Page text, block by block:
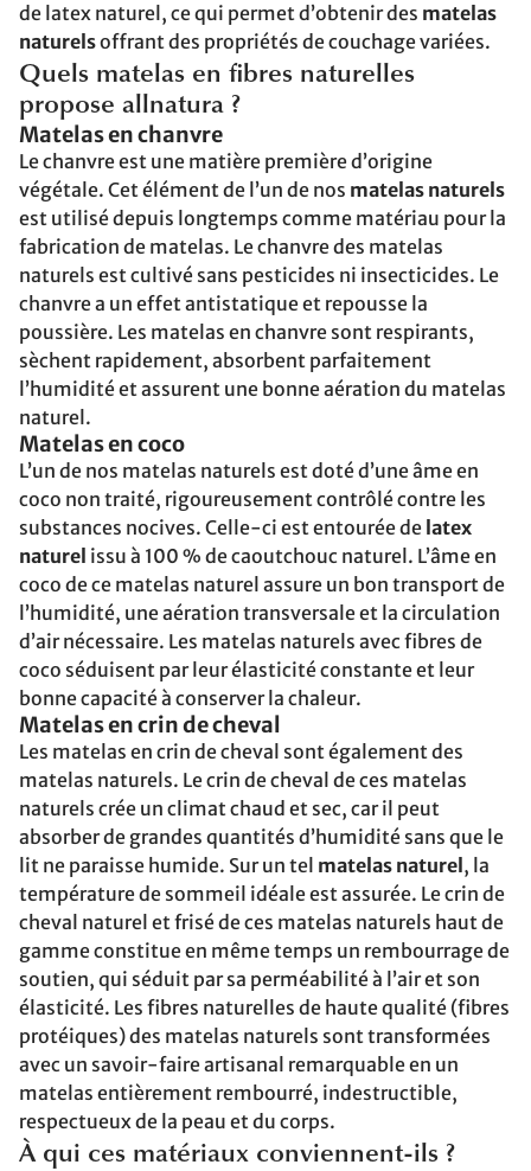
de latex naturel, ce qui permet d’obtenir des matelas
naturelsoffrant des propriétés de couchage variées.
Quels matelas en fibres naturelles
propose allnatura ?
Matelas en chanvre
Le chanvre est une matière première d’origine
végétale. Cet élément de l’un de nos matelas naturels
est utilisé depuis longtemps comme matériau pour la
fabrication de matelas. Le chanvre des matelas
naturels est cultivé sans pesticides ni insecticides. Le
chanvre a un effet antistatique et repousse la
poussière. Les matelas en chanvre sont respirants,
sèchent rapidement, absorbent parfaitement
l’humidité et assurent une bonne aération du matelas
naturel.
Matelas en coco
L’un de nos matelas naturels est doté d’une âme en
coco non traité, rigoureusement contrôlé contre les
substances nocives. Celle-ci est entourée de latex
naturel issu à 100 % de caoutchouc naturel. L’âme en
coco de ce matelas naturel assure un bon transport de
l’humidité, une aération transversale et la circulation
d’air nécessaire. Les matelas naturels avec fibres de
coco séduisent par leur élasticité constante et leur
bonne capacité à conserver la chaleur.
Matelas en crin de cheval
Les matelas en crin de cheval sont également des
matelas naturels. Le crin de cheval de ces matelas
naturels crée un climat chaud et sec, car il peut
absorber de grandes quantités d’humidité sans que le
lit ne paraisse humide. Sur un tel matelas naturel, la
température de sommeil idéale est assurée. Le crin de
cheval naturel et frisé de ces matelas naturels haut de
gamme constitue en même temps un rembourrage de
soutien, qui séduit par sa perméabilité à l’air et son
élasticité. Les fibres naturelles de haute qualité (fibres
protéiques) des matelas naturels sont transformées
avec un savoir-faire artisanal remarquable en un
matelas entièrement rembourré, indestructible,
respectueux de la peau et du corps.
À qui ces matériaux conviennent-ils ?